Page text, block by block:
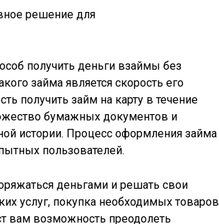
получить деньги взаймы без
займа является скорость его
получить займ на карту в течение
бумажных документов и
истории. Процесс оформления займа
пользователей.
деньгами и решать свои
услуг, покупка необходимых товаров
вам возможность преодолеть